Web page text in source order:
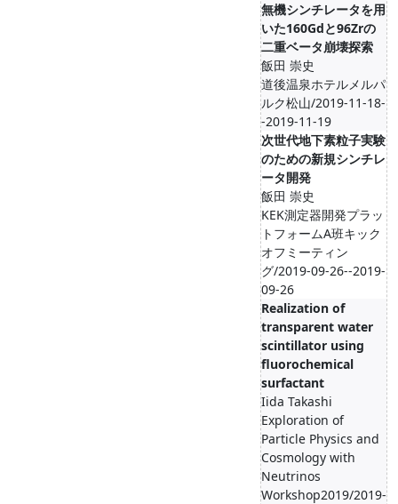
無機シンチレータを用
いた160Gdと96Zrの
二重ベータ崩壊探索
飯田 崇史
道後温泉ホテルメルパ
ルク松山/2019-11-18-
-2019-11-19
次世代地下素粒子実験
のための新規シンチレ
ータ開発
飯田 崇史
KEK測定器開発プラッ
トフォームA班キック
オフミーティン
グ/2019-09-26--2019-
09-26
Realization of
transparent water
scintillator using
fluorochemical
surfactant
Iida Takashi
Exploration of
Particle Physics and
Cosmology with
Neutrinos
Workshop2019/2019-